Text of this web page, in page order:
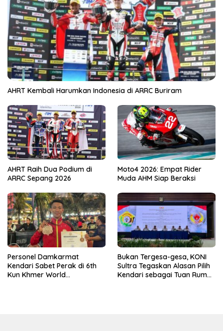
AHRT Kembali Harumkan Indonesia di ARRC Buriram
AHRT Raih Dua Podium di
ARRC Sepang 2026
Moto4 2026: Empat Rider
Muda AHM Siap Beraksi
Personel Damkarmat
Kendari Sabet Perak di 6th
Kun Khmer World
Bukan Tergesa-gesa, KONI
Sultra Tegaskan Alasan Pilih
Kendari sebagai Tuan Rumah